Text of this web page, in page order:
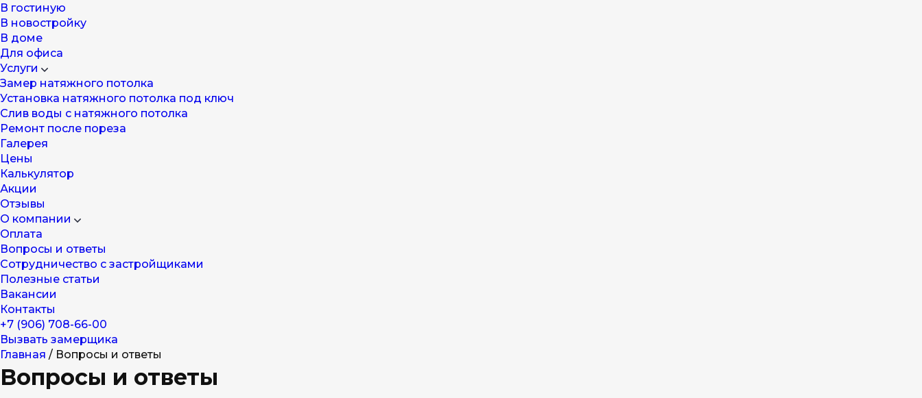
В гостиную
В новостройку
В доме
Для офиса
Услуги
Замер натяжного потолка
Установка натяжного потолка под ключ
Слив воды с натяжного потолка
Ремонт после пореза
Галерея
Цены
Калькулятор
Акции
Отзывы
О компании
Оплата
Вопросы и ответы
Сотрудничество с застройщиками
Полезные статьи
Вакансии
Контакты
+7 (906) 708-66-00
Вызвать замерщика
Главная / Вопросы и ответы
Вопросы и ответы